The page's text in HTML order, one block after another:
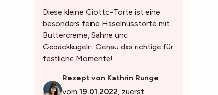
Diese kleine Giotto-Torte ist eine
besonders feine Haselnusstorte mit
Buttercreme, Sahne und
Gebäckkugeln. Genau das richtige für
festliche Momente!
Rezept von Kathrin Runge
vom 19.01.2022, zuerst